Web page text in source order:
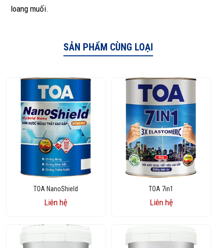
loang muối.
SẢN PHẨM CÙNG LOẠI
TOA NanoShield
Liên hệ
TOA 7in1
Liên hệ